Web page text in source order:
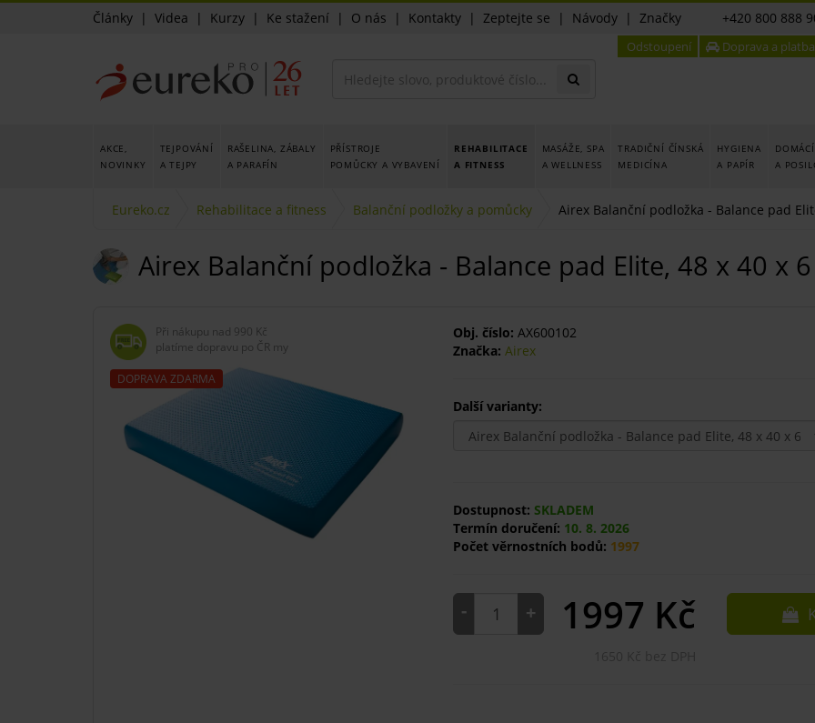
Články | Videa | Kurzy | Ke stažení | O nás | Kontakty | Zeptejte se | Návody | Značky +420 800 888
Odstoupení Doprava a platba
AKCE,
NOVINKY
TEJPOVÁNÍ
A TEJPY
RAŠELINA, ZÁBALY
A PARAFÍN
PŘÍSTROJE
POMŮCKY A VYBAVENÍ
REHABILITACE
A FITNESS
MASÁŽE, SPA
A WELLNESS
TRADIČNÍ ČÍNSKÁ
MEDICÍNA
HYGIENA
A PAPÍR
A
Eureko.cz Rehabilitace a fitness Balanční podložky a pomůcky Airex Balanční podložka - Balance pad
Airex Balanční podložka - Balance pad Elite, 48 x 40 x
Při nákupu nad 990 Kč
platíme dopravu po ČR my
DOPRAVA ZDARMA
Obj. číslo: AX600102
Značka: Airex
Další varianty:
Dostupnost: SKLADEM
Termín doručení: 10. 8. 2026
Počet věrnostních bodů: 1997
- + 1997 Kč